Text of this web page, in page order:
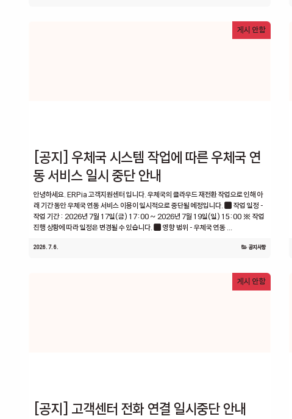
[공지] 우체국 시스템 작업에 따른 우체국 연
동 서비스 일시 중단 안내
안녕하세요. ERPia 고객지원센터 입니다. 우체국의 클라우드 재전환 작업으로 인해 아
래 기간 동안 우체국 연동 서비스 이용이 일시적으로 중단될 예정입니다. ■ 작업 일정 -
작업 기간 : 2026년 7월 17일(금) 17:00 ~ 2026년 7월 19일(일) 15:00 ※ 작업
진행 상황에 따라 일정은 변경될 수 있습니다. ■ 영향 범위 - 우체국 연동 ...
2026. 7. 6. 공지사항
게시 안함
[공지] 고객센터 전화 연결 일시중단 안내
게시 안함